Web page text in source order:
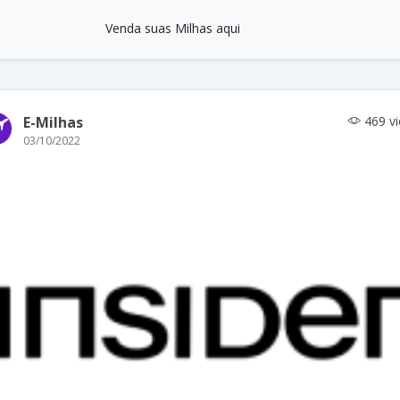
Venda suas Milhas aqui
E-Milhas 469
03/10/2022